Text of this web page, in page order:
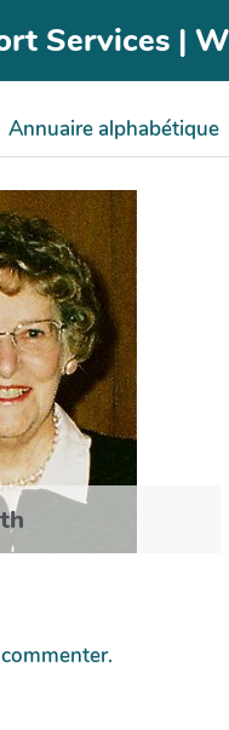
Services |
Annuaire alphabétique